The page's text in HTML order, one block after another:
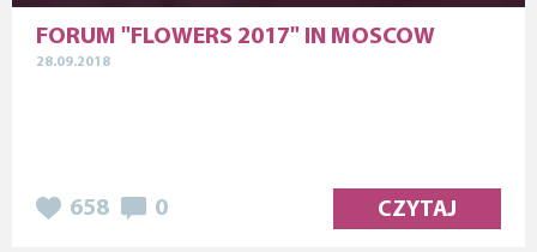
FORUM "FLOWERS 2017" IN MOSCOW
28.09.2018
658 0 CZYTAJ